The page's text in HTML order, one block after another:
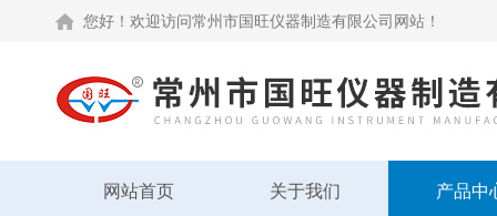
您好！欢迎访问常州市国旺仪器制造有限公司网站！
网站首页 关于我们 产品中